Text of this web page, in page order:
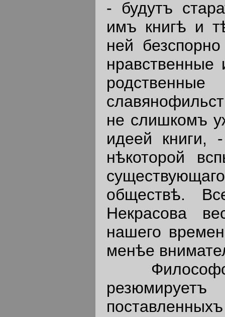
- будутъ
имъ книгѣ и
ней
нравственные
не слишкомъ
идеей книги,
нѣкоторой
обществѣ.
Некрасова
нашего
менѣе